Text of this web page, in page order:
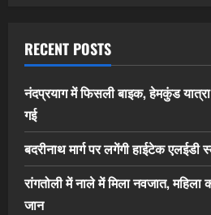
RECENT POSTS
नंदप्रयाग में फिसली बाइक, हेमकुंड
गई
बदरीनाथ मार्ग पर लगेंगी हाईटेक
रांगतोली में नाले में मिला नवजात,
जान